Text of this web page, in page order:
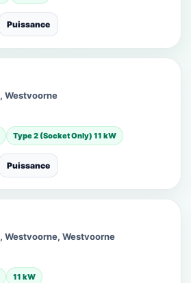
Puissance
Westvoorne
Type 2 (Socket Only) 11 kW
Puissance
Westvoorne, Westvoorne
11 kW